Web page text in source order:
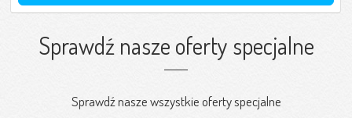
Sprawdź nasze oferty specjalne
Sprawdź nasze wszystkie oferty specjalne